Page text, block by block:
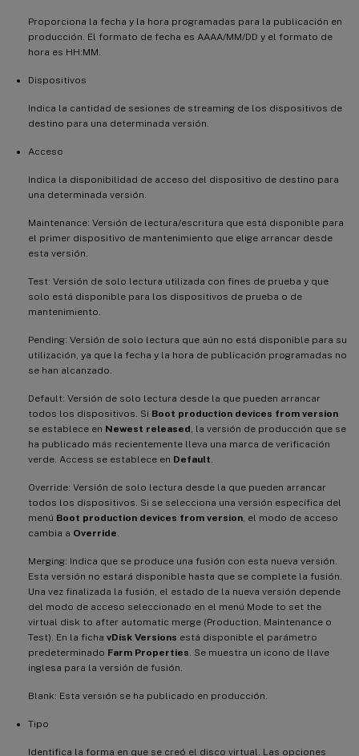
Proporciona la fecha y la hora programadas para la publicación en
producción. El formato de fecha es AAAA/MM/DD y el formato de
hora es HH:MM.
Dispositivos
Indica la cantidad de sesiones de streaming de los dispositivos de
destino para una determinada versión.
Acceso
Indica la disponibilidad de acceso del dispositivo de destino para
una determinada versión.
Maintenance: Versión de lectura/escritura que está disponible para
el primer dispositivo de mantenimiento que elige arrancar desde
esta versión.
Test: Versión de solo lectura utilizada con fines de prueba y que
solo está disponible para los dispositivos de prueba o de
mantenimiento.
Pending: Versión de solo lectura que aún no está disponible para su
utilización, ya que la fecha y la hora de publicación programadas no
se han alcanzado.
Default: Versión de solo lectura desde la que pueden arrancar
todos los dispositivos. Si Boot production devices from version
se establece en Newest released , la versión de producción que se
ha publicado más recientemente lleva una marca de verificación
verde. Access se establece en Default
Override: Versión de solo lectura desde la que pueden arrancar
todos los dispositivos. Si se selecciona una versión específica del
menú Boot production devices from version , el modo de acceso
cambia a Override
Merging: Indica que se produce una fusión con esta nueva versión.
Esta versión no estará disponible hasta que se complete la fusión.
Una vez finalizada la fusión, el estado de la nueva versión depende
del modo de acceso seleccionado en el menú Mode to set the
virtual disk to after automatic merge (Production, Maintenance o
Test). En la ficha vDisk Versions está disponible el parámetro
predeterminado Farm Properties . Se muestra un icono de llave
inglesa para la versión de fusión.
Blank: Esta versión se ha publicado en producción.
Tipo
Identifica la forma en que se creó el disco virtual. Las opciones